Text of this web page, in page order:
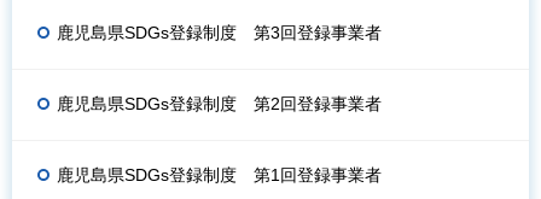
鹿児島県SDGs登録制度 第3回登録事業者
鹿児島県SDGs登録制度 第2回登録事業者
鹿児島県SDGs登録制度 第1回登録事業者